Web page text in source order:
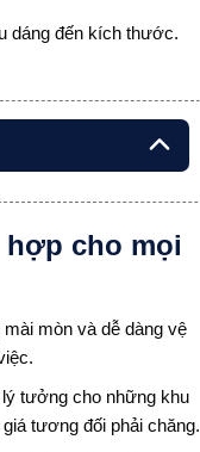
dáng đến kích thước.
cho mọi
mòn và dễ dàng vệ
tưởng cho những khu
tương đối phải chăng.